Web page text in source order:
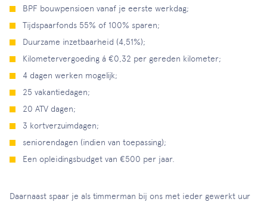
BPF bouwpensioen vanaf je eerste werkdag;
Tijdspaarfonds 55% of 100% sparen;
Duurzame inzetbaarheid (4,51%);
Kilometervergoeding á €0,32 per gereden kilometer;
4 dagen werken mogelijk;
25 vakantiedagen;
20 ATV dagen;
3 kortverzuimdagen;
seniorendagen (indien van toepassing);
Een opleidingsbudget van €500 per jaar.
Daarnaast spaar je als timmerman bij ons met ieder gewerkt uur